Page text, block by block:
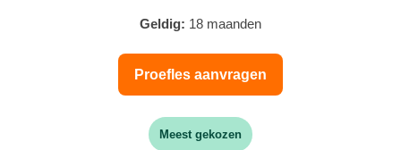
Geldig: 18 maanden
Proefles aanvragen
Meest gekozen